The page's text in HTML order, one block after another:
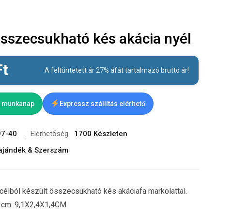
kés akácia nyél
A feltüntetett ár 27% áfát tartalmazó bruttó ár!
Expressz szállítás elérhető
40 Elérhetőség:
1700 Készleten
& Szerszám
készült összecsukható kés akáciafa markolattal.
9,1X2,4X1,4CM